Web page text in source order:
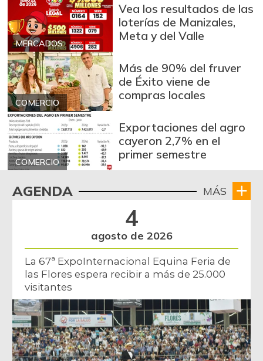
MERCADOS
Vea los resultados de las
loterías de Manizales,
Meta y del Valle
COMERCIO
Más de 90% del fruver
de Éxito viene de
compras locales
COMERCIO
Exportaciones del agro
cayeron 2,7% en el
primer semestre
AGENDA MÁS
4
agosto de 2026
La 67ª ExpoInternacional Equina Feria de
las Flores espera recibir a más de 25.000
visitantes